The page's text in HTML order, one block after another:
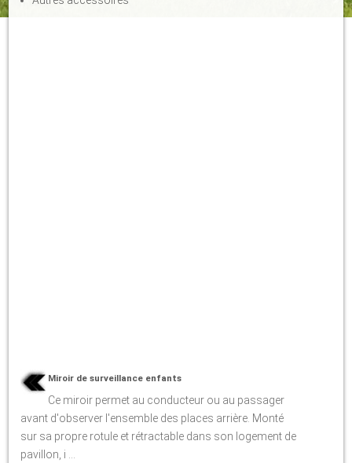
Miroir de surveillance enfants
Ce miroir permet au conducteur ou au passager
avant d'observer l'ensemble des places arrière. Monté
sur sa propre rotule et rétractable dans son logement de
pavillon, i ...